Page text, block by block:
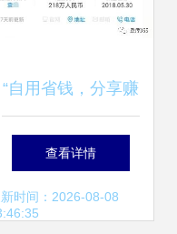
“自用省钱，分享赚
钱” 淘油集App技术
内核与商业模式剖
查看详情
时间：2026-08-08